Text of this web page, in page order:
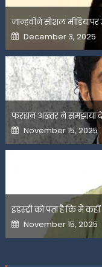
जान्हवीने सोशल
Posted
on
December 3, 2025
फरहान अख्तर ने समझाया
Posted
on
November 15, 2025
इंडस्ट्री को पता है कि मैं
Posted
on
November 15, 2025